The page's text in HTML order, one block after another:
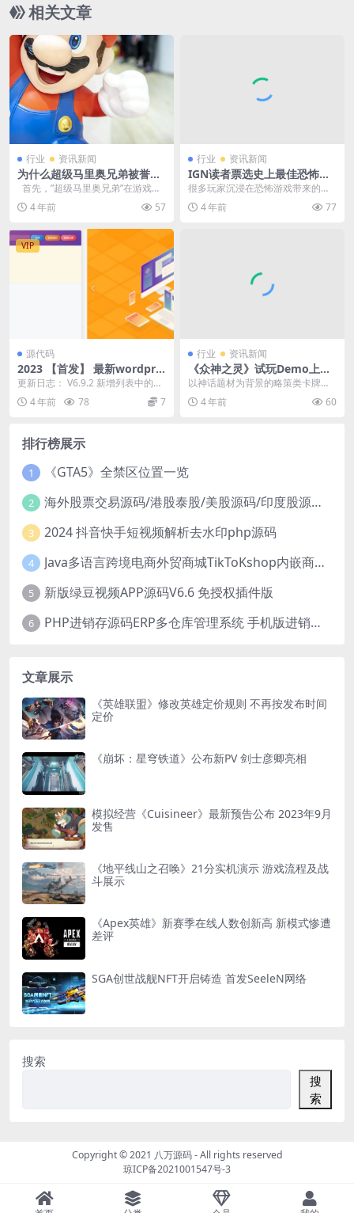
相关文章
行业 资讯新闻
为什么超级马里奥兄弟被誉为
最伟大的电子游戏？
首先，”超级马里奥兄弟”在游戏设
计方面非常...
4 年前 57
行业 资讯新闻
IGN读者票选史上最佳恐怖游
戏：《寂静岭2》高票第一
很多玩家沉浸在恐怖游戏带来的紧
张和心跳加速中，那么有哪些优秀
的恐怖佳作呢？IGN...
4 年前 77
VIP
源代码
2023 【首发】 最新wordpre
ss Zibll子比主题V6.9.2 开心
版
更新日志： V6.9.2 新增列表中的视
频封面静音播放的开关选项 新增前
台发布和...
4 年前 78 7
行业 资讯新闻
《众神之灵》试玩Demo上架
Steam 全新的卡牌对局体验
以神话题材为背景的略策类卡牌游
戏《众神之灵》试玩Demo现已上
线Steam，玩家...
4 年前 60
排行榜展示
1 《GTA5》全禁区位置一览
2 海外股票交易源码/港股泰股/美股源码/印度股源码/马拉西亚股票源码/国际股票配资
3 2024 抖音快手短视频解析去水印php源码
4 Java多语言跨境电商外贸商城TikToKshop内嵌商城I商家入驻I一键铺
5 新版绿豆视频APP源码V6.6 免授权插件版
6 PHP进销存源码ERP多仓库管理系统 手机版进销存 php网络版进销存小程序
文章展示
《英雄联盟》修改英雄定价规则 不再按发布时间
定价
《崩坏：星穹铁道》公布新PV 剑士彦卿亮相
模拟经营《Cuisineer》最新预告公布 2023年9月
发售
《地平线山之召唤》21分实机演示 游戏流程及战
斗展示
《Apex英雄》新赛季在线人数创新高 新模式惨遭
差评
SGA创世战舰NFT开启铸造 首发SeeleN网络
搜索
搜
索
Copyright © 2021 八万源码- All rights reserved
琼ICP备2021001547号-3